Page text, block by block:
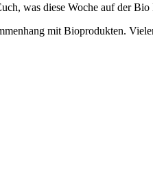
was diese Woche auf der
mit Bioprodukten.